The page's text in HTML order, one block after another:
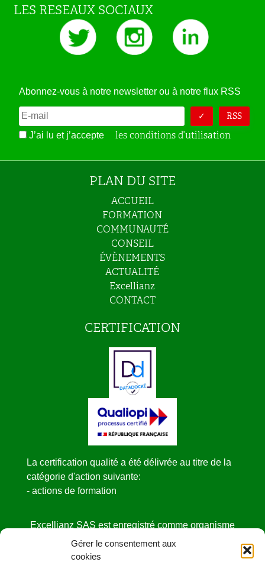
Gérer le consentement aux
cookies
LES RESEAUX SOCIAUX
Abonnez-vous à notre newsletter ou à notre flux RSS
RSS
J’ai lu et j’accepte les conditions d’utilisation
PLAN DU SITE
ACCUEIL
FORMATION
COMMUNAUTÉ
CONSEIL
ÉVÈNEMENTS
ACTUALITÉ
Excellianz
CONTACT
CERTIFICATION
La certification qualité a été délivrée au titre de la
catégorie d'action suivante:
- actions de formation
Excellianz SAS est enregistré comme organisme
de formation
sous le NDA N° 52440841444 auprès de la